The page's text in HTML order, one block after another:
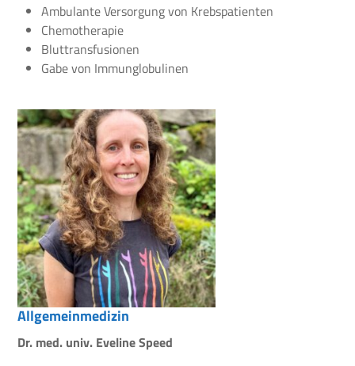
Ambulante Versorgung von Krebspatienten
Chemotherapie
Bluttransfusionen
Gabe von Immunglobulinen
Allgemeinmedizin
Dr. med. univ. Eveline Speed